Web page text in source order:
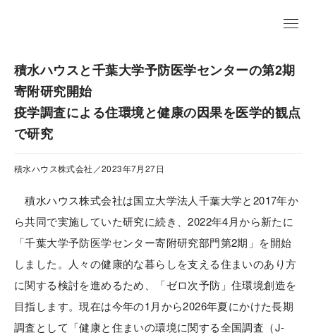
積水ハウスと千葉大学予防医学センターの第2期
寄附研究開始
疫学調査による住環境と健康の因果を医学的観点
で研究
積水ハウス株式会社／2023年7月27日
積水ハウス株式会社は国立大学法人千葉大学と2017年か
ら共同で実施していた研究に続き、2022年4月から新たに
「千葉大学予防医学センター寄附研究部門第2期」を開始
しました。人々の健康的な暮らしを支える住まいのあり方
に関する検討を進めるため、「ゼロ次予防」住環境創造を
目指します。現在は今年の1月から2026年夏にかけた長期
調査として「健康と住まいの環境に関する全国調査（J-